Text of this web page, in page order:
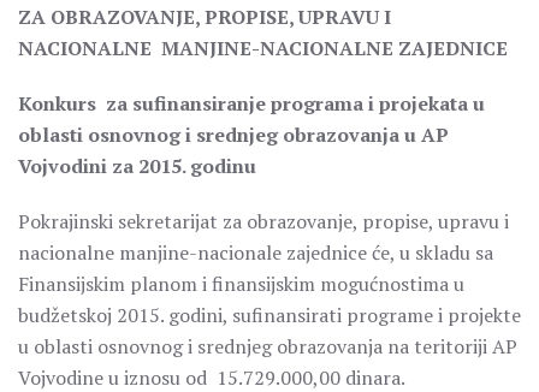
ZA OBRAZOVANJE, PROPISE, UPRAVU I
NACIONALNE MANJINE-NACIONALNE ZAJEDNICE
Konkurs za sufinansiranje programa i projekata u
oblasti osnovnog i srednjeg obrazovanja u AP
Vojvodini za 2015. godinu
Pokrajinski sekretarijat za obrazovanje, propise, upravu i
nacionalne manjine-nacionale zajednice će, u skladu sa
Finansijskim planom i finansijskim mogućnostima u
budžetskoj 2015. godini, sufinansirati programe i projekte
u oblasti osnovnog i srednjeg obrazovanja na teritoriji AP
Vojvodine u iznosu od 15.729.000,00 dinara.